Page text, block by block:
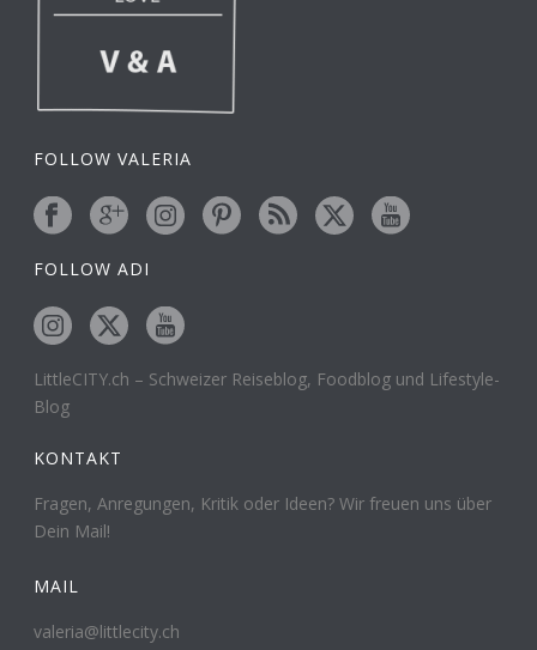
FOLLOW VALERIA
FOLLOW ADI
LittleCITY.ch – Schweizer Reiseblog, Foodblog und Lifestyle-
Blog
KONTAKT
Fragen, Anregungen, Kritik oder Ideen? Wir freuen uns über
Dein Mail!
MAIL
valeria@littlecity.ch